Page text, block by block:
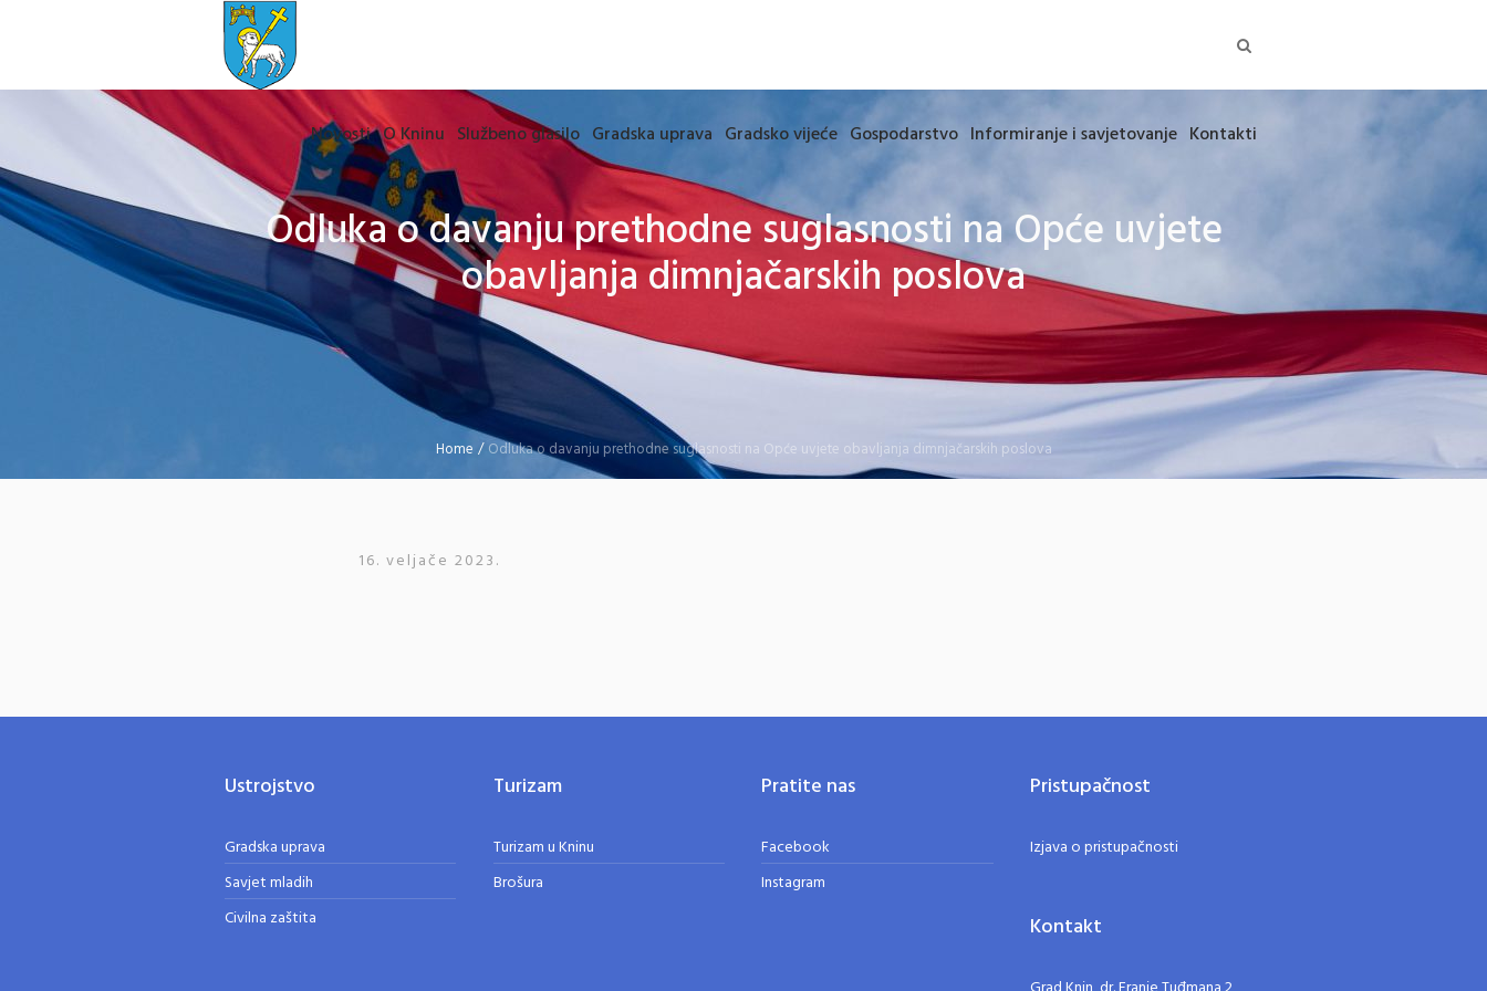
Novosti O Kninu Službeno glasilo Gradska uprava Gradsko vijeće Gospodarstvo Informiranje i savjetovanje Kontakti
Odluka o davanju prethodne suglasnosti na Opće uvjete
obavljanja dimnjačarskih poslova
Home /Odluka o davanju prethodne suglasnosti na Opće uvjete obavljanja dimnjačarskih poslova
16. veljače 2023.
Ustrojstvo
Gradska uprava
Savjet mladih
Civilna zaštita
Turizam
Turizam u Kninu
Brošura
Pratite nas
Facebook
Instagram
Pristupačnost
Izjava o pristupačnosti
Kontakt